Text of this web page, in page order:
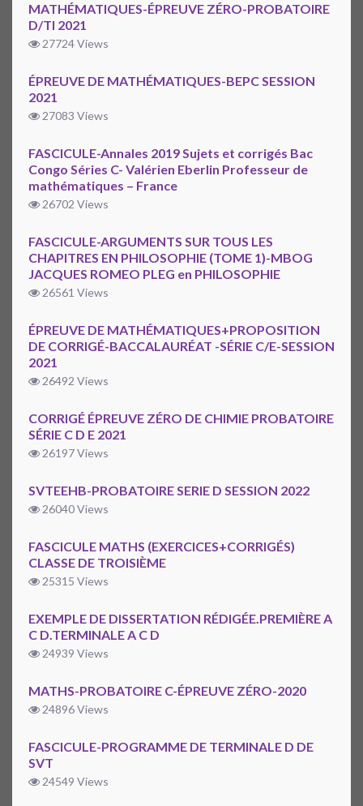
MATHÉMATIQUES-ÉPREUVE ZÉRO-PROBATOIRE
D/TI 2021
27724 Views
ÉPREUVE DE MATHÉMATIQUES-BEPC SESSION
2021
27083 Views
FASCICULE-Annales 2019 Sujets et corrigés Bac
Congo Séries C- Valérien Eberlin Professeur de
mathématiques – France
26702 Views
FASCICULE-ARGUMENTS SUR TOUS LES
CHAPITRES EN PHILOSOPHIE (TOME 1)-MBOG
JACQUES ROMEO PLEG en PHILOSOPHIE
26561 Views
ÉPREUVE DE MATHÉMATIQUES+PROPOSITION
DE CORRIGÉ-BACCALAURÉAT -SÉRIE C/E-SESSION
2021
26492 Views
CORRIGÉ ÉPREUVE ZÉRO DE CHIMIE PROBATOIRE
SÉRIE C D E 2021
26197 Views
SVTEEHB-PROBATOIRE SERIE D SESSION 2022
26040 Views
FASCICULE MATHS (EXERCICES+CORRIGÉS)
CLASSE DE TROISIÈME
25315 Views
EXEMPLE DE DISSERTATION RÉDIGÉE.PREMIÈRE A
C D.TERMINALE A C D
24939 Views
MATHS-PROBATOIRE C-ÉPREUVE ZÉRO-2020
24896 Views
FASCICULE-PROGRAMME DE TERMINALE D DE
SVT
24549 Views